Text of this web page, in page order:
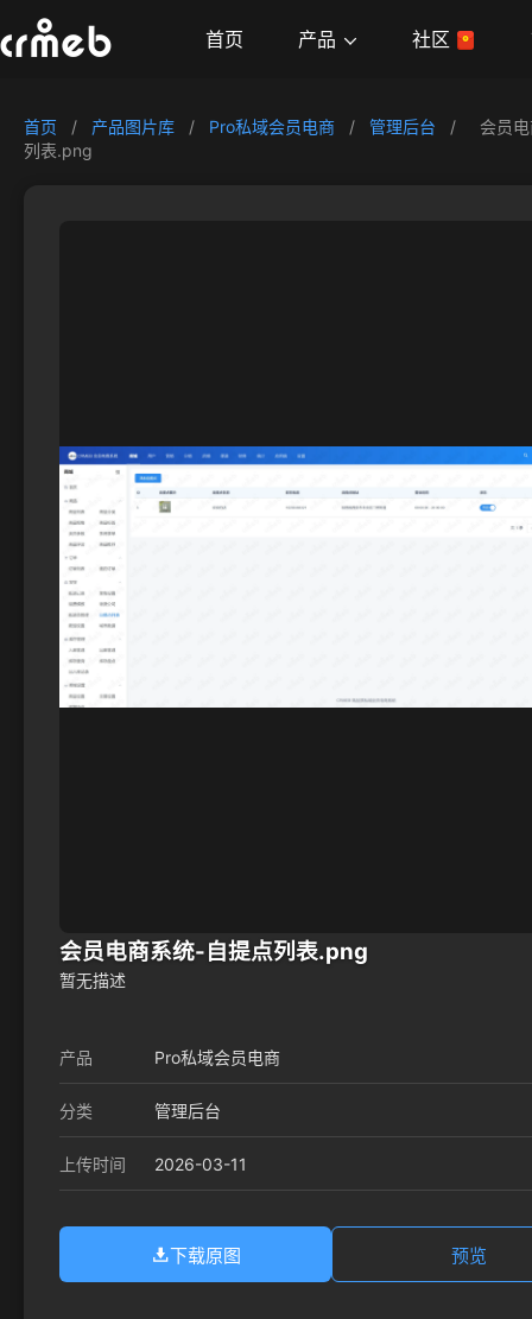
首页 产品 社区
首页 / 产品图片库 / Pro私域会员电商 / 管理后台 /
会员
列表.png
会员电商系统-自提点列表.png
暂无描述
产品 Pro私域会员电商
分类 管理后台
上传时间 2026-03-11
下载原图 预览